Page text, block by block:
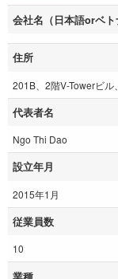
会社名（日本語orベト
住所
201B、2階V-Towerビ
代表者名
Ngo Thi Dao
設立年月
2015年1月
従業員数
10